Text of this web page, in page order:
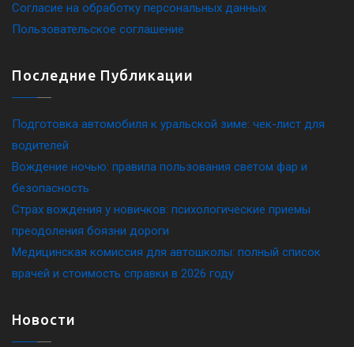
Согласие на обработку персональных данных
Пользовательское соглашение
Последние Публикации
Подготовка автомобиля к уральской зиме: чек-лист для
водителей
Вождение ночью: правила пользования светом фар и
безопасность
Страх вождения у новичков: психологические приемы
преодоления боязни дороги
Медицинская комиссия для автошколы: полный список
врачей и стоимость справки в 2026 году
Новости